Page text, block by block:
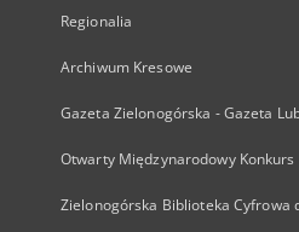
Regionalia
Archiwum Kresowe
Gazeta Zielonogórska - Gazeta
Otwarty Międzynarodowy Konkurs
Zielonogórska Biblioteka Cyfrowa